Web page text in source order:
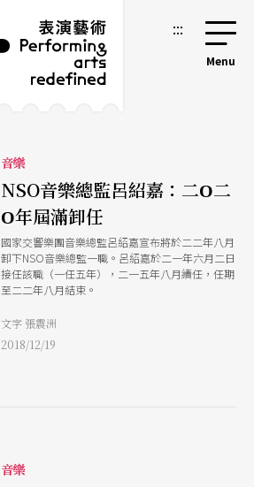
:::
音樂
NSO音樂總監呂紹嘉：二Ο二
Ο年屆滿卸任
國家交響樂團音樂總監呂紹嘉宣布將於二二年八月
卸下NSO音樂總監一職。呂紹嘉於二一年六月二日
接任該職（一任五年），二一五年八月續任，任期
至二二年八月結束。
文字 張震洲
2018/12/19
音樂